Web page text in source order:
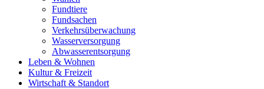
Fundtiere
Fundsachen
Verkehrsüberwachung
Wasserversorgung
Abwasserentsorgung
Leben & Wohnen
Kultur & Freizeit
Wirtschaft & Standort